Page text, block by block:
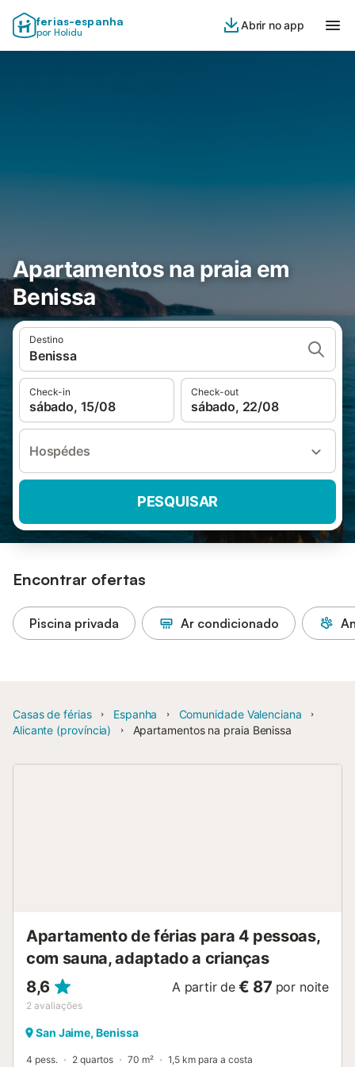
ferias-espanha
por Holidu
Abrir no app
Apartamentos na praia em
Benissa
Destino
Benissa
Check-in
sábado, 15/08
Check-out
sábado, 22/08
Hospédes
PESQUISAR
Encontrar ofertas
Piscina privada Ar condicionado
Casas de férias Espanha
Comunidade Valenciana
Alicante (província)
Apartamentos na praia Benissa
Apartamento de férias para 4 pessoas,
com sauna, adaptado a crianças
8,6
2 avaliações
A partir de € 87 por noite
San Jaime, Benissa
4 pess. 2 quartos 70 m² 1,5 km para a costa